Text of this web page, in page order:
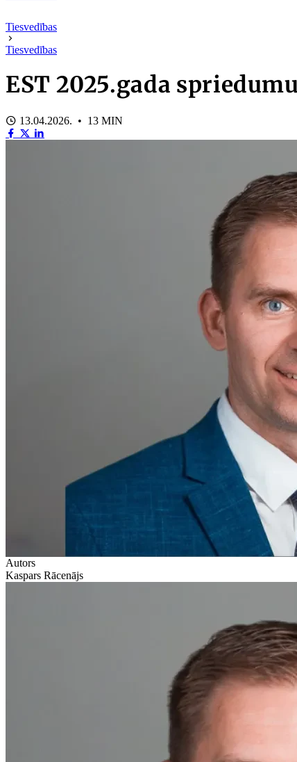
Tiesvedības
Tiesvedības
EST 2025.gada
13.04.2026. • 13 MIN
Autors
Kaspars Rācenājs